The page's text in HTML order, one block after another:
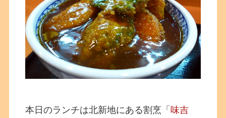
本日のランチは北新地にある割烹「味吉